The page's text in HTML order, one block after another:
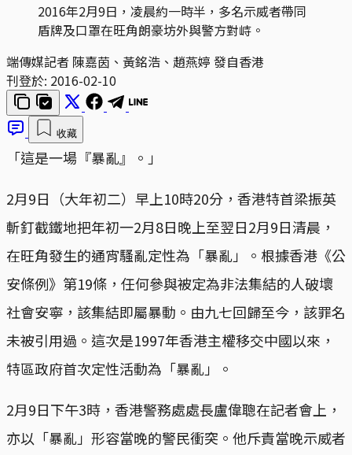
2016年2月9日，凌晨約一時半，多名示威者帶同
盾牌及口罩在旺角朗豪坊外與警方對峙。
端傳媒記者 陳嘉茵、黃銘浩、趙燕婷 發自香港
刊登於: 2016-02-10
收藏
「這是一場『暴亂』。」
2月9日（大年初二）早上10時20分，香港特首梁振英
斬釘截鐵地把年初一2月8日晚上至翌日2月9日清晨，
在旺角發生的通宵騷亂定性為「暴亂」。根據香港《公
安條例》第19條，任何參與被定為非法集結的人破壞
社會安寧，該集結即屬暴動。由九七回歸至今，該罪名
未被引用過。這次是1997年香港主權移交中國以來，
特區政府首次定性活動為「暴亂」。
2月9日下午3時，香港警務處處長盧偉聰在記者會上，
亦以「暴亂」形容當晚的警民衝突。他斥責當晚示威者